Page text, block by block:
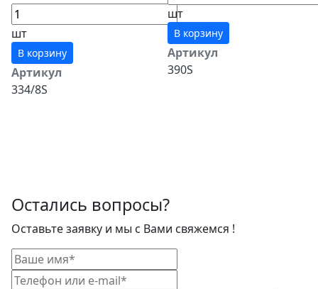
шт
В корзину
Артикул
334/8S
шт
В корзину
Артикул
390S
Остались вопросы?
Оставьте заявку и мы с Вами свяжемся !